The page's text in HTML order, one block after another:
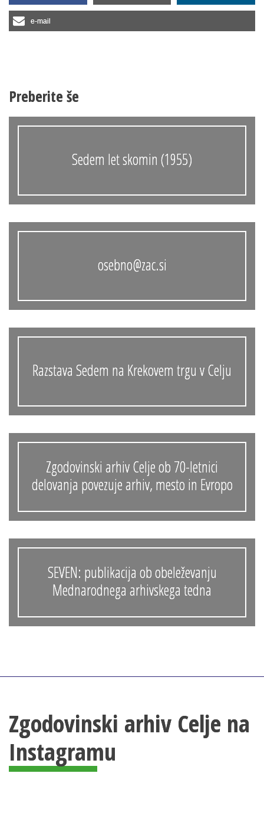
e-mail
Preberite še
Sedem let skomin (1955)
osebno@zac.si
Razstava Sedem na Krekovem trgu v Celju
Zgodovinski arhiv Celje ob 70-letnici
delovanja povezuje arhiv, mesto in Evropo
SEVEN: publikacija ob obeleževanju
Mednarodnega arhivskega tedna
Zgodovinski arhiv Celje na
Instagramu